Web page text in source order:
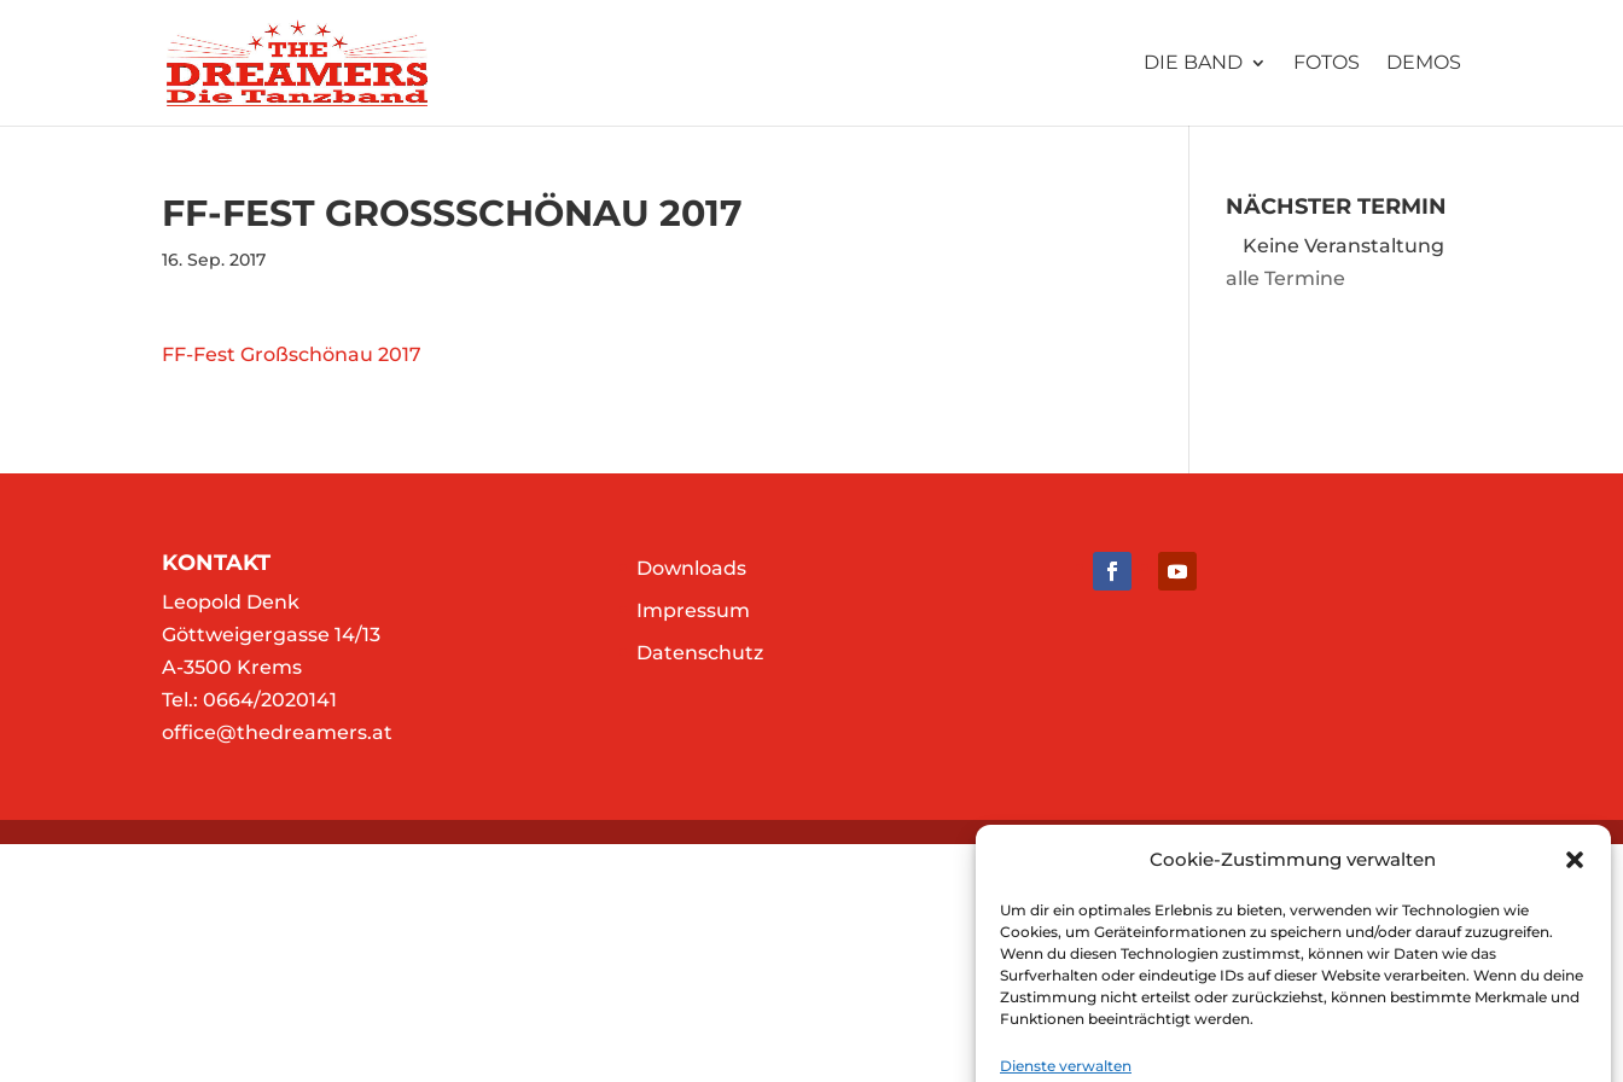
Cookie-Zustimmung verwalten
Um dir ein optimales Erlebnis zu bieten, verwenden wir Technologien wie
Cookies, um Geräteinformationen zu speichern und/oder darauf zuzugreifen.
Wenn du diesen Technologien zustimmst, können wir Daten wie das
Surfverhalten oder eindeutige IDs auf dieser Website verarbeiten. Wenn du deine
Zustimmung nicht erteilst oder zurückziehst, können bestimmte Merkmale und
Funktionen beeinträchtigt werden.
Dienste verwalten
DIE BAND FOTOS DEMOS
FF-FEST GROSSSCHÖNAU 2017
16. Sep. 2017
FF-Fest Großschönau 2017
NÄCHSTER TERMIN
Keine Veranstaltung
alle Termine
KONTAKT
Leopold Denk
Göttweigergasse 14/13
A-3500 Krems
Tel.: 0664/2020141
office@thedreamers.at
Downloads
Impressum
Datenschutz